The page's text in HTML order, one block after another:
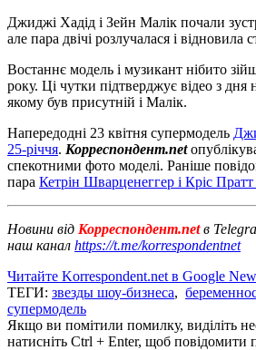
Джиджі Хадід і Зейн Малік почали
але пара двічі розлучалася і відновила
Востаннє модель і музикант нібито
року. Ці чутки підтверджує відео з
якому був присутній і Малік.
Напередодні 23 квітня супермодель
25-річчя. Корреспондент.net
спекотними фото моделі. Раніше
пара Кетрін Шварценеггер і Кріс
Новини від Корреспондент.netв
наш канал https://t.me/korrespondentnet
Читайте Korrespondent.net в Google
ТЕГИ: звезды шоу-бизнеса,
супермодель
Якщо ви помітили помилку, виділіть
натисніть Ctrl + Enter, щоб повідомити